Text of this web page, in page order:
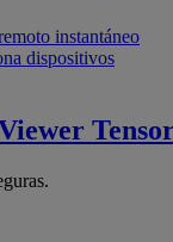
instantáneo
dispositivos
Tensor